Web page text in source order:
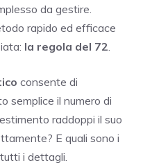
da gestire.
rapido ed efficace
la regola del 72.
consente di
semplice il numero di
raddoppi il suo
E quali sono i
i dettagli.